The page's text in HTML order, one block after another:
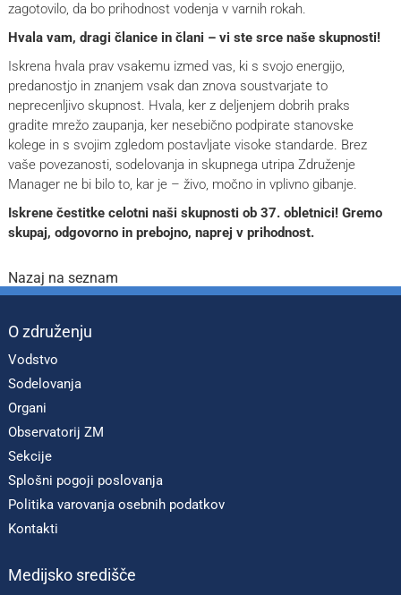
zagotovilo, da bo prihodnost vodenja v varnih rokah.
Hvala vam, dragi članice in člani – vi ste srce naše skupnosti!
Iskrena hvala prav vsakemu izmed vas, ki s svojo energijo,
predanostjo in znanjem vsak dan znova soustvarjate to
neprecenljivo skupnost. Hvala, ker z deljenjem dobrih praks
gradite mrežo zaupanja, ker nesebično podpirate stanovske
kolege in s svojim zgledom postavljate visoke standarde. Brez
vaše povezanosti, sodelovanja in skupnega utripa Združenje
Manager ne bi bilo to, kar je – živo, močno in vplivno gibanje.
Iskrene čestitke celotni naši skupnosti ob 37. obletnici! Gremo
skupaj, odgovorno in prebojno, naprej v prihodnost.
Nazaj na seznam
O združenju
Vodstvo
Sodelovanja
Organi
Observatorij ZM
Sekcije
Splošni pogoji poslovanja
Politika varovanja osebnih podatkov
Kontakti
Medijsko središče